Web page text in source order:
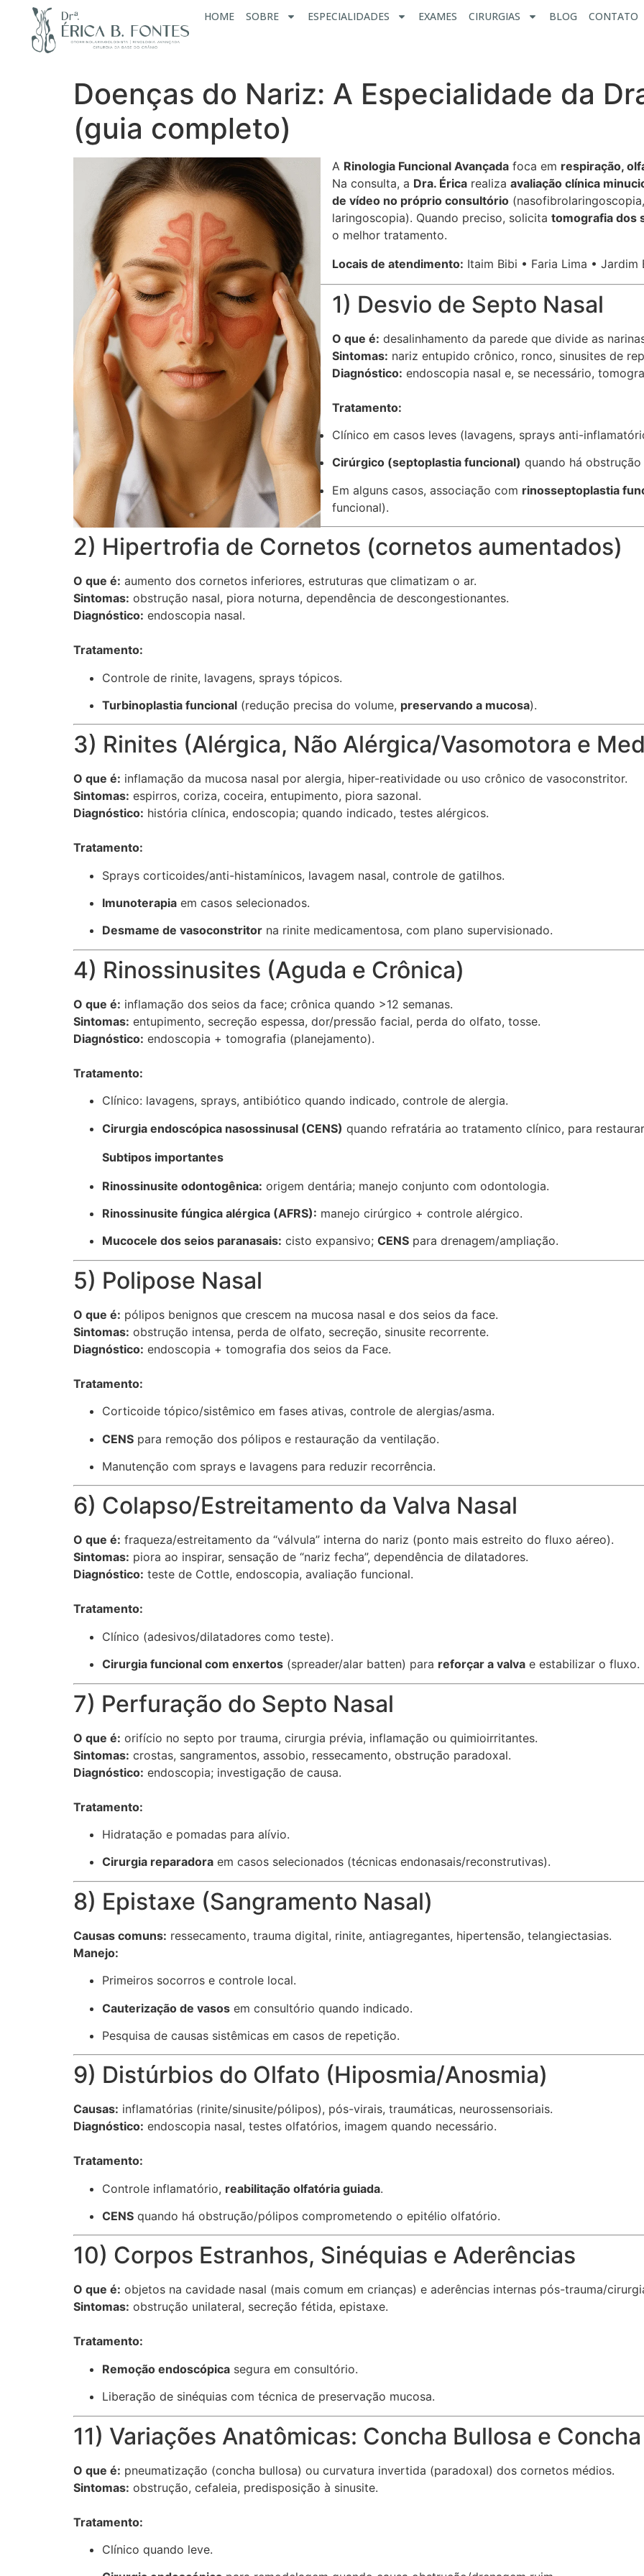
HOME SOBRE ESPECIALIDADES EXAMES CIRURGIAS BLOG CONTATO
Doenças do Nariz: A Especialidade da
(guia completo)
A Rinologia Funcional Avançada foca em respiração,
Na consulta, a Dra. Érica realiza avaliação clínica
de vídeo no próprio consultório
laringoscopia). Quando preciso, solicita tomografia dos
o melhor tratamento.
Locais de atendimento: Itaim Bibi • Faria Lima •
1) Desvio de Septo Nasal
O que é: desalinhamento da parede que divide as
Sintomas: nariz entupido crônico, ronco, sinusites de
Diagnóstico: endoscopia nasal e, se necessário,
Tratamento:
Clínico em casos leves (lavagens, sprays anti-
Cirúrgico (septoplastia funcional) quando há
Em alguns casos, associação com rinosseptoplastia
funcional).
2) Hipertrofia de Cornetos (cornetos aumentados)
O que é: aumento dos cornetos inferiores, estruturas que climatizam o ar.
Sintomas: obstrução nasal, piora noturna, dependência de descongestionantes.
Diagnóstico: endoscopia nasal.
Tratamento:
Controle de rinite, lavagens, sprays tópicos.
Turbinoplastia funcional (redução precisa do volume, preservando a mucosa).
3) Rinites (Alérgica, Não Alérgica/Vasomotora e
O que é: inflamação da mucosa nasal por alergia, hiper-reatividade ou uso crônico de vasoconstritor.
Sintomas: espirros, coriza, coceira, entupimento, piora sazonal.
Diagnóstico: história clínica, endoscopia; quando indicado, testes alérgicos.
Tratamento:
Sprays corticoides/anti-histamínicos, lavagem nasal, controle de gatilhos.
Imunoterapia em casos selecionados.
Desmame de vasoconstritor na rinite medicamentosa, com plano supervisionado.
4) Rinossinusites (Aguda e Crônica)
O que é: inflamação dos seios da face; crônica quando >12 semanas.
Sintomas: entupimento, secreção espessa, dor/pressão facial, perda do olfato, tosse.
Diagnóstico: endoscopia + tomografia (planejamento).
Tratamento:
Clínico: lavagens, sprays, antibiótico quando indicado, controle de alergia.
Cirurgia endoscópica nasossinusal (CENS) quando refratária ao tratamento clínico, para
Subtipos importantes
Rinossinusite odontogênica: origem dentária; manejo conjunto com odontologia.
Rinossinusite fúngica alérgica (AFRS): manejo cirúrgico + controle alérgico.
Mucocele dos seios paranasais: cisto expansivo; CENS para drenagem/ampliação.
5) Polipose Nasal
O que é: pólipos benignos que crescem na mucosa nasal e dos seios da face.
Sintomas: obstrução intensa, perda de olfato, secreção, sinusite recorrente.
Diagnóstico: endoscopia + tomografia dos seios da Face.
Tratamento:
Corticoide tópico/sistêmico em fases ativas, controle de alergias/asma.
CENS para remoção dos pólipos e restauração da ventilação.
Manutenção com sprays e lavagens para reduzir recorrência.
6) Colapso/Estreitamento da Valva Nasal
O que é: fraqueza/estreitamento da “válvula” interna do nariz (ponto mais estreito do fluxo aéreo).
Sintomas: piora ao inspirar, sensação de “nariz fecha”, dependência de dilatadores.
Diagnóstico: teste de Cottle, endoscopia, avaliação funcional.
Tratamento:
Clínico (adesivos/dilatadores como teste).
Cirurgia funcional com enxertos (spreader/alar batten) para reforçar a valva e estabilizar o fluxo.
7) Perfuração do Septo Nasal
O que é: orifício no septo por trauma, cirurgia prévia, inflamação ou quimioirritantes.
Sintomas: crostas, sangramentos, assobio, ressecamento, obstrução paradoxal.
Diagnóstico: endoscopia; investigação de causa.
Tratamento:
Hidratação e pomadas para alívio.
Cirurgia reparadora em casos selecionados (técnicas endonasais/reconstrutivas).
8) Epistaxe (Sangramento Nasal)
Causas comuns: ressecamento, trauma digital, rinite, antiagregantes, hipertensão, telangiectasias.
Manejo:
Primeiros socorros e controle local.
Cauterização de vasos em consultório quando indicado.
Pesquisa de causas sistêmicas em casos de repetição.
9) Distúrbios do Olfato (Hiposmia/Anosmia)
Causas: inflamatórias (rinite/sinusite/pólipos), pós-virais, traumáticas, neurossensoriais.
Diagnóstico: endoscopia nasal, testes olfatórios, imagem quando necessário.
Tratamento:
Controle inflamatório, reabilitação olfatória guiada.
CENS quando há obstrução/pólipos comprometendo o epitélio olfatório.
10) Corpos Estranhos, Sinéquias e Aderências
O que é: objetos na cavidade nasal (mais comum em crianças) e aderências internas pós-trauma/
Sintomas: obstrução unilateral, secreção fétida, epistaxe.
Tratamento:
Remoção endoscópica segura em consultório.
Liberação de sinéquias com técnica de preservação mucosa.
11) Variações Anatômicas: Concha Bullosa e
O que é: pneumatização (concha bullosa) ou curvatura invertida (paradoxal) dos cornetos médios.
Sintomas: obstrução, cefaleia, predisposição à sinusite.
Tratamento:
Clínico quando leve.